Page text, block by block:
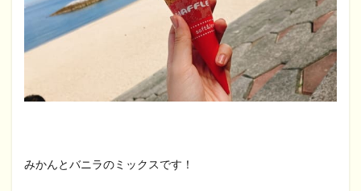
みかんとバニラのミックスです！